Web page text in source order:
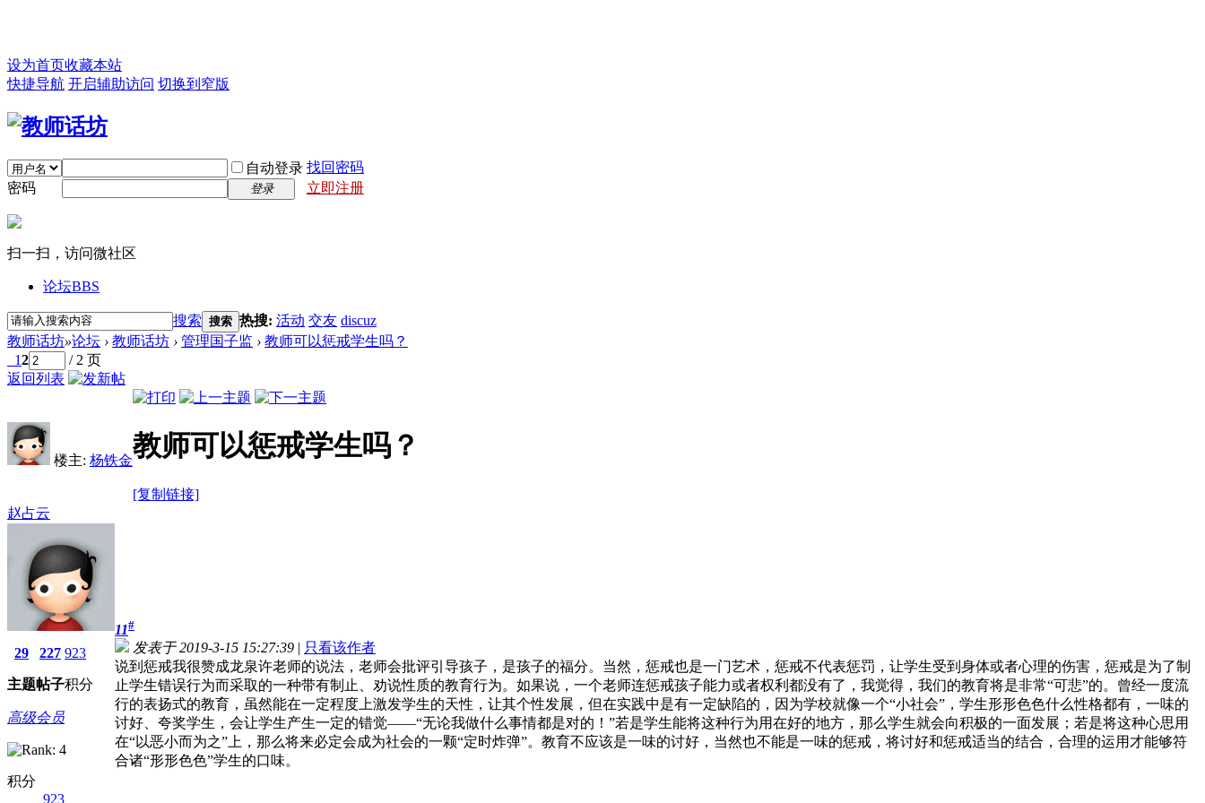
设为首页收藏本站
快捷导航 开启辅助访问 切换到窄版
自动登录 找回密码
密码
登录 立即注册
扫一扫，访问微社区
论坛BBS
搜索 搜索 热搜: 活动 交友 discuz
教师话坊»论坛 › 教师话坊 › 管理国子监 › 教师可以惩戒学生吗？
12
/ 2 页
返回列表
楼主: 杨铁金教师可以惩戒学生吗？
[复制链接]
赵占云
29
主题
227
帖子
923
积分
高级会员
积分
923
11#
发表于 2019-3-15 15:27:39 | 只看该作者
说到惩戒我很赞成龙泉许老师的说法，老师会批评引导孩子，是孩子的福分。当然，惩戒也是一门艺术，惩戒不代表惩罚，让学生受到身体或者心理的伤害，惩戒是为了制
止学生错误行为而采取的一种带有制止、劝说性质的教育行为。如果说，一个老师连惩戒孩子能力或者权利都没有了，我觉得，我们的教育将是非常“可悲”的。曾经一度流
行的表扬式的教育，虽然能在一定程度上激发学生的天性，让其个性发展，但在实践中是有一定缺陷的，因为学校就像一个“小社会”，学生形形色色什么性格都有，一味的
讨好、夸奖学生，会让学生产生一定的错觉——“无论我做什么事情都是对的！”若是学生能将这种行为用在好的地方，那么学生就会向积极的一面发展；若是将这种心思用
在“以恶小而为之”上，那么将来必定会成为社会的一颗“定时炸弹”。教育不应该是一味的讨好，当然也不能是一味的惩戒，将讨好和惩戒适当的结合，合理的运用才能够符
合诸“形形色色”学生的口味。